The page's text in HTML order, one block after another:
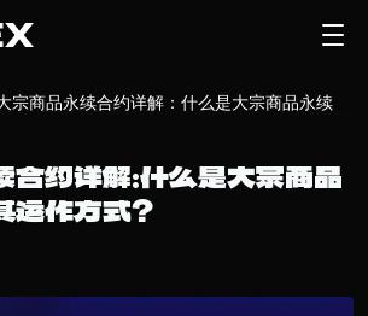
约详解：什么是大宗商品
运作方式？